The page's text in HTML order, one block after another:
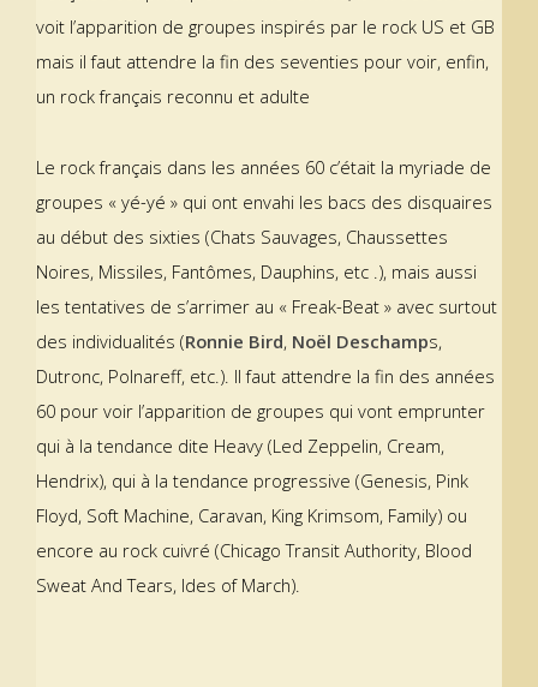
voit l’apparition de groupes inspirés par le rock US et GB
mais il faut attendre la fin des seventies pour voir, enfin,
un rock français reconnu et adulte
Le rock français dans les années 60 c’était la myriade de
groupes « yé-yé » qui ont envahi les bacs des disquaires
au début des sixties (Chats Sauvages, Chaussettes
Noires, Missiles, Fantômes, Dauphins, etc .), mais aussi
les tentatives de s’arrimer au « Freak-Beat » avec surtout
des individualités (Ronnie Bird, Noël Deschamps,
Dutronc, Polnareff, etc.). Il faut attendre la fin des années
60 pour voir l’apparition de groupes qui vont emprunter
qui à la tendance dite Heavy (Led Zeppelin, Cream,
Hendrix), qui à la tendance progressive (Genesis, Pink
Floyd, Soft Machine, Caravan, King Krimsom, Family) ou
encore au rock cuivré (Chicago Transit Authority, Blood
Sweat And Tears, Ides of March).